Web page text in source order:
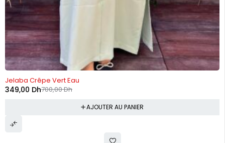
-50%
Jelaba Crêpe Vert Eau
700,00Dh
349,00 Dh
AJOUTER AU PANIER